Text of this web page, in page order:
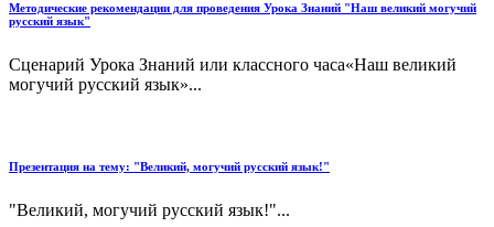
Методические рекомендации для проведения Урока Знаний "Наш великий могучий
русский язык"
Сценарий Урока Знаний или классного часа«Наш великий
могучий русский язык»...
Презентация на тему: "Великий, могучий русский язык!"
"Великий, могучий русский язык!"...